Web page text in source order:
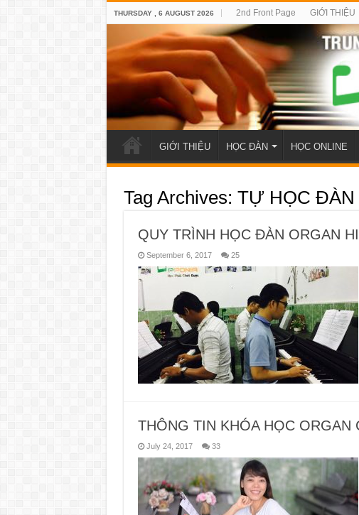
THURSDAY , 6 AUGUST 2026 2nd Front Page GIỚI THIỆU
GIỚI THIỆU HỌC ĐÀN HỌC ONLINE
Tag Archives: TỰ HỌC ĐÀN
QUY TRÌNH HỌC ĐÀN ORGAN
September 6, 2017 25
THÔNG TIN KHÓA HỌC ORGAN
July 24, 2017 33